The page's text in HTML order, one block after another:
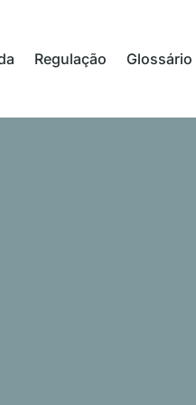
Regulação Glossário